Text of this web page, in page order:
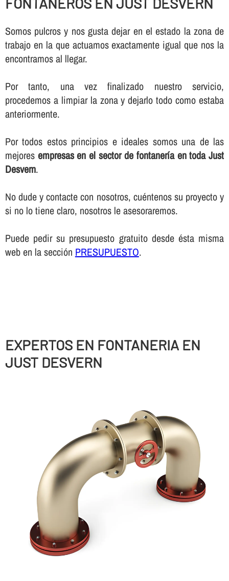
Somos pulcros y nos gusta dejar en el estado la zona de
trabajo en la que actuamos exactamente igual que nos la
encontramos al llegar.
Por tanto, una vez finalizado nuestro servicio,
procedemos a limpiar la zona y dejarlo todo como estaba
anteriormente.
Por todos estos principios e ideales somos una de las
mejores empresas en el sector de fontanerí­a en toda Just
Desvern.
No dude y contacte con nosotros, cuéntenos su proyecto y
si no lo tiene claro, nosotros le asesoraremos.
Puede pedir su presupuesto gratuito desde ésta misma
web en la sección PRESUPUESTO.
EXPERTOS EN FONTANERIA EN
JUST DESVERN